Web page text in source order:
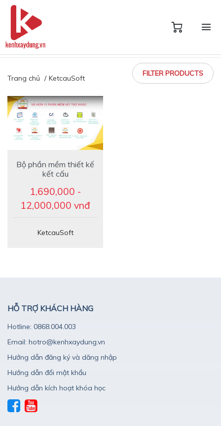
Trang chủ KetcauSoft
FILTER PRODUCTS
Bộ phần mềm thiết kế
kết cấu
1,690,000 -
12,000,000 vnđ
KetcauSoft
HỖ TRỢ KHÁCH HÀNG
Hotline: 0868.004.003
Email: hotro@kenhxaydung.vn
Hướng dẫn đăng ký và dăng nhập
Hướng dẫn đổi mật khẩu
Hướng dẫn kích hoạt khóa học